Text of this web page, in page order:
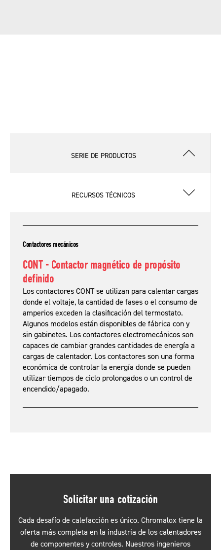
SERIE DE PRODUCTOS
RECURSOS TÉCNICOS
Contactores mecánicos
CONT - Contactor magnético de propósito
definido
Los contactores CONT se utilizan para calentar cargas
donde el voltaje, la cantidad de fases o el consumo de
amperios exceden la clasificación del termostato.
Algunos modelos están disponibles de fábrica con y
sin gabinetes. Los contactores electromecánicos son
capaces de cambiar grandes cantidades de energía a
cargas de calentador. Los contactores son una forma
económica de controlar la energía donde se pueden
utilizar tiempos de ciclo prolongados o un control de
encendido/apagado.
Solicitar una cotización
Cada desafío de calefacción es único. Chromalox tiene la
oferta más completa en la industria de los calentadores
de componentes y controles. Nuestros ingenieros